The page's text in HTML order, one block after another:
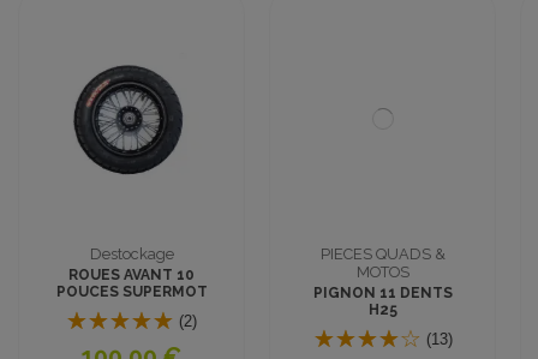
PIECES QUADS &
MOTOS
PIGNON 11 DENTS
H25
Composants
électriques
FAISCEAU BRIDAGE
3 POSITIONS
(1)